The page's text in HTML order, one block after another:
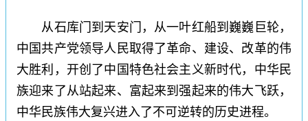
从石库门到天安门，从一叶红船到巍巍巨轮，
中国共产党领导人民取得了革命、建设、改革的伟
大胜利，开创了中国特色社会主义新时代，中华民
族迎来了从站起来、富起来到强起来的伟大飞跃，
中华民族伟大复兴进入了不可逆转的历史进程。